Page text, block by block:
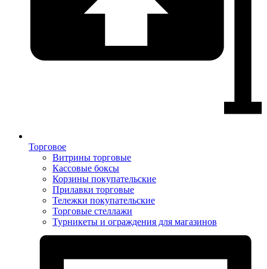
Торговое
Витрины торговые
Кассовые боксы
Корзины покупательские
Прилавки торговые
Тележки покупательские
Торговые стеллажи
Турникеты и ограждения для магазинов